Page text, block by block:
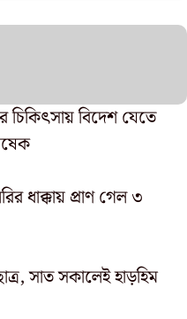
চিকিৎসায় বিদেশ যেতে
ধাক্কায় প্রাণ গেল ৩
সাত সকালেই হাড়হিম